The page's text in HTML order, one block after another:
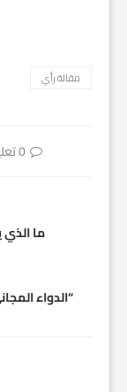
مقالة رأي
0 تعليقات
ما
“الدواء